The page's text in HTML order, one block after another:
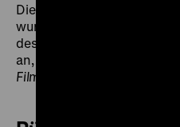
Die von der DEFA-Stiftung
wurde von Günter Agde
dessen Präsentation der
an, die im Februar 2017 im
Filmdokument